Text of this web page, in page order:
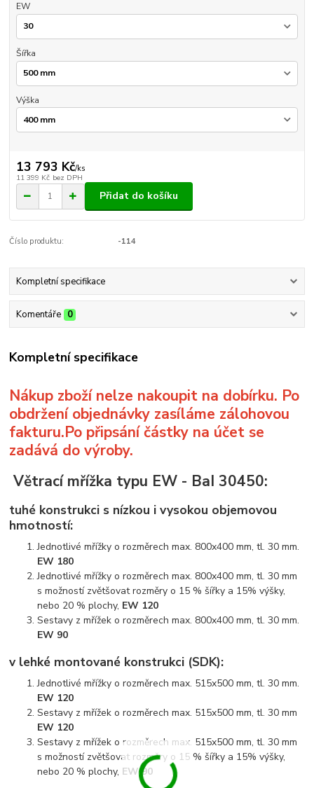
EW
Šířka
Výška
13 793 Kč/ks
11 399 Kč bez DPH
Přidat do košíku
Číslo produktu: -114
Kompletní specifikace
Komentáře 0
Kompletní specifikace
Nákup zboží nelze nakoupit na dobírku. Po
obdržení objednávky zasíláme zálohovou
fakturu.Po připsání částky na účet se
zadává do výroby.
Větrací mřížka typu EW - BaI 30450:
tuhé konstrukci s nízkou i vysokou objemovou
hmotností:
Jednotlivé mřížky o rozměrech max. 800x400 mm, tl. 30 mm.
EW 180
Jednotlivé mřížky o rozměrech max. 800x400 mm, tl. 30 mm
s možností zvětšovat rozměry o 15 % šířky a 15% výšky,
nebo 20 % plochy, EW 120
Sestavy z mřížek o rozměrech max. 800x400 mm, tl. 30 mm.
EW 90
v lehké montované konstrukci (SDK):
Jednotlivé mřížky o rozměrech max. 515x500 mm, tl. 30 mm.
EW 120
Sestavy z mřížek o rozměrech max. 515x500 mm, tl. 30 mm
EW 120
Sestavy z mřížek o rozměrech max. 515x500 mm, tl. 30 mm
s možností zvětšovat rozměry o 15 % šířky a 15% výšky,
nebo 20 % plochy, EW 90